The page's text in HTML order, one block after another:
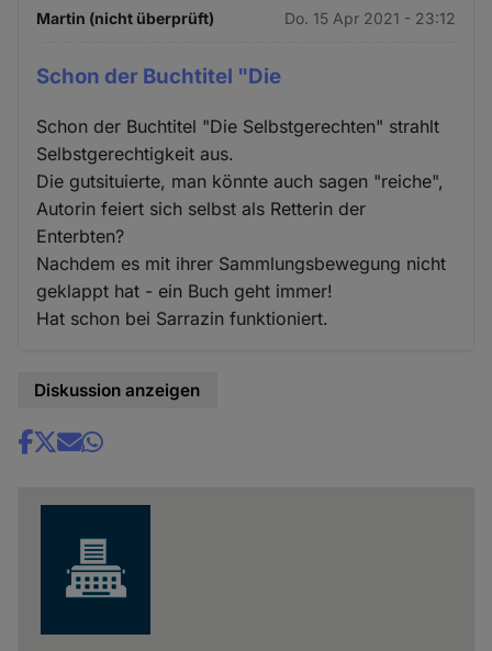
Martin (nicht überprüft) Do. 15 Apr 2021 - 23:12
Schon der Buchtitel "Die
Schon der Buchtitel "Die Selbstgerechten" strahlt
Selbstgerechtigkeit aus.
Die gutsituierte, man könnte auch sagen "reiche",
Autorin feiert sich selbst als Retterin der
Enterbten?
Nachdem es mit ihrer Sammlungsbewegung nicht
geklappt hat - ein Buch geht immer!
Hat schon bei Sarrazin funktioniert.
Diskussion anzeigen
Share